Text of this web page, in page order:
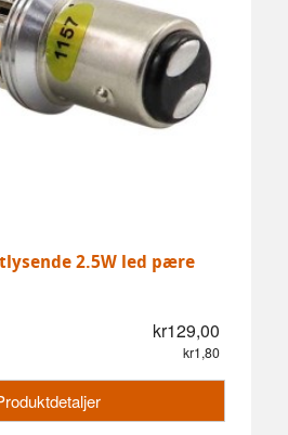
2.5W led pære
kr129,00
kr1,80